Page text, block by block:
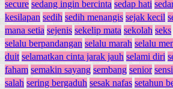
secure sedang ingin bercinta sedap hati
kesilapan sedih sedih menangis sejak kecil
mana setia sejenis sekelip mata sekolah seks
selalu berpandangan selalu marah selalu
duit selamatkan cinta jarak jauh selami diri
faham semakin sayang sembang senior
salah sering bergaduh sesak nafas setahun